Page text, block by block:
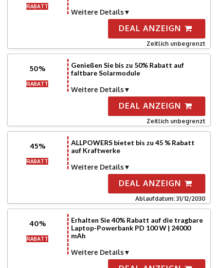
RABATT
Weitere Details
DEAL ANZEIGN
Zeitlich unbegrenzt
50%
RABATT
Genießen Sie bis zu 50% Rabatt auf
faltbare Solarmodule
Weitere Details
DEAL ANZEIGN
Zeitlich unbegrenzt
45%
RABATT
ALLPOWERS bietet bis zu 45 % Rabatt
auf Kraftwerke
Weitere Details
DEAL ANZEIGN
Ablaufdatum: 31/12/2030
40%
RABATT
Erhalten Sie 40% Rabatt auf die tragbare
Laptop-Powerbank PD 100 W | 24000
mAh
Weitere Details